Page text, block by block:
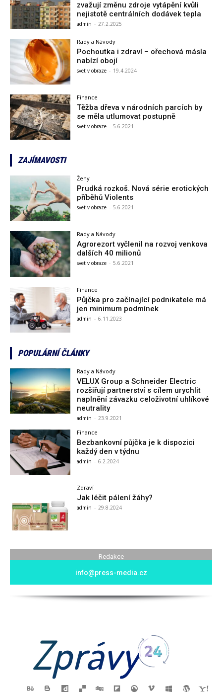
zvažují změnu zdroje vytápění kvůli
nejistotě centrálních dodávek tepla
admin - 27.2.2025
Rady a Návody
Pochoutka i zdraví – ořechová másla
nabízí obojí
svet v obraze - 19.4.2024
Finance
Těžba dřeva v národních parcích by
se měla utlumovat postupně
svet v obraze - 5.6.2021
ZAJÍMAVOSTI
Ženy
Prudká rozkoš. Nová série erotických
příběhů Violents
svet v obraze - 5.6.2021
Rady a Návody
Agrorezort vyčlenil na rozvoj venkova
dalších 40 milionů
svet v obraze - 5.6.2021
Finance
Půjčka pro začínající podnikatele má
jen minimum podmínek
admin - 6.11.2023
POPULÁRNÍ ČLÁNKY
Rady a Návody
VELUX Group a Schneider Electric
rozšiřují partnerství s cílem urychlit
naplnění závazku celoživotní uhlíkové
neutrality
admin - 23.9.2021
Finance
Bezbankovní půjčka je k dispozici
každý den v týdnu
admin - 6.2.2024
Zdraví
Jak léčit pálení žáhy?
admin - 29.8.2024
Redakce
info@press-media.cz
Zprávy